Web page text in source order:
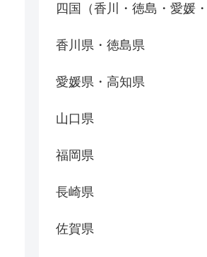
四国（香川・徳島・愛媛・
香川県・徳島県
愛媛県・高知県
山口県
福岡県
長崎県
佐賀県